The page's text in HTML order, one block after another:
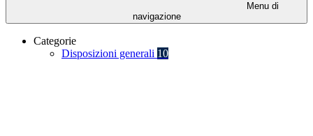
Menu di
navigazione
Categorie
Disposizioni generali 10